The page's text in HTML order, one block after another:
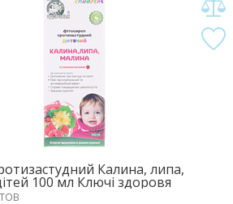
Калина, липа,
100 мл Ключі здоровя